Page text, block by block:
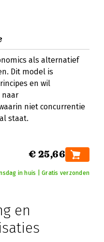
als alternatief
Dit model is
en wil
naar
niet concurrentie
staat.
€ 25,66
in huis | Gratis verzonden
en